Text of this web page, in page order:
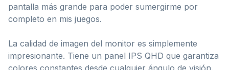
pantalla más grande para poder sumergirme por
completo en mis juegos.
La calidad de imagen del monitor es simplemente
impresionante. Tiene un panel IPS QHD que garantiza
colores constantes desde cualquier ángulo de visión.